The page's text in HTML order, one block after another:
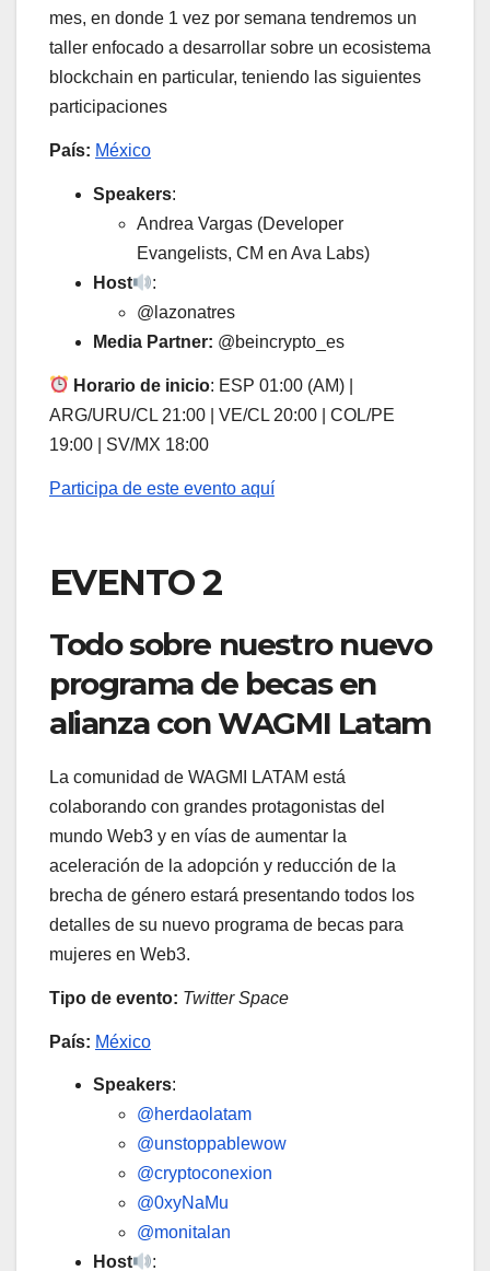
mes, en donde 1 vez por semana tendremos un
taller enfocado a desarrollar sobre un ecosistema
blockchain en particular, teniendo las siguientes
participaciones
País: México
Speakers:
Andrea Vargas (Developer
Evangelists, CM en Ava Labs)
Host
:
@lazonatres
Media Partner: @beincrypto_es
Horario de inicio: ESP 01:00 (AM) |
ARG/URU/CL 21:00 | VE/CL 20:00 | COL/PE
19:00 | SV/MX 18:00
Participa de este evento aquí
EVENTO 2
Todo sobre nuestro nuevo
programa de becas en
alianza con WAGMI Latam
La comunidad de WAGMI LATAM está
colaborando con grandes protagonistas del
mundo Web3 y en vías de aumentar la
aceleración de la adopción y reducción de la
brecha de género estará presentando todos los
detalles de su nuevo programa de becas para
mujeres en Web3.
Tipo de evento: Twitter Space
País: México
Speakers:
@herdaolatam
@unstoppablewow
@cryptoconexion
@0xyNaMu
@monitalan
Host
: